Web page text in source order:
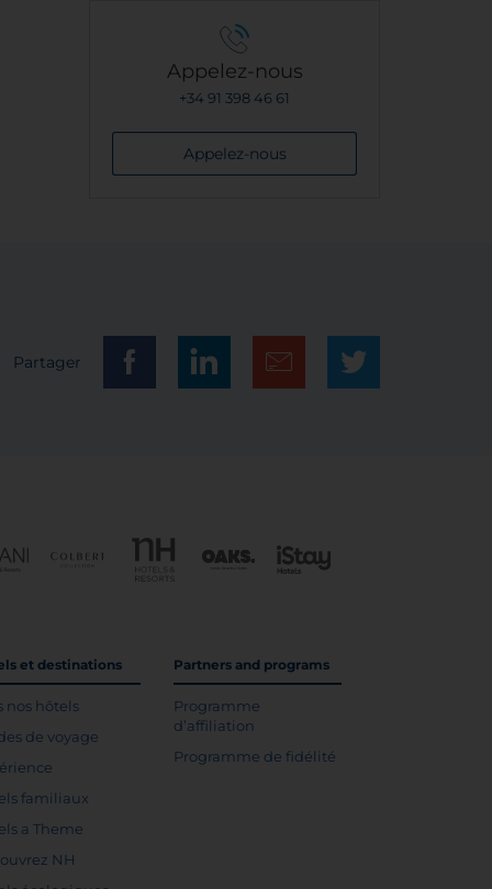
Appelez-nous
+34 91 398 46 61
Appelez-nous
Partager
et destinations
nos hôtels
de voyage
familiaux
a Theme
NH
Partners and programs
Programme
d’affiliation
Programme de fidélité